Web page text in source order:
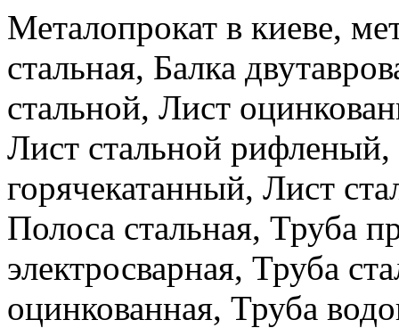
Металопрокат в киеве,
стальная, Балка
стальной, Лист
Лист стальной рифленый,
горячекатанный, Лист
Полоса стальная, Труба
электросварная, Труба
оцинкованная, Труба